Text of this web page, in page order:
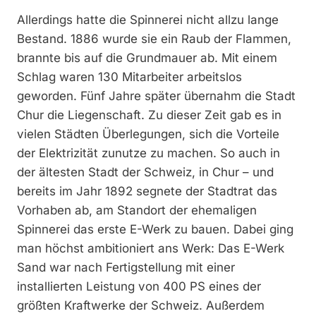
Allerdings hatte die Spinnerei nicht allzu lange
Bestand. 1886 wurde sie ein Raub der Flammen,
brannte bis auf die Grundmauer ab. Mit einem
Schlag waren 130 Mitarbeiter arbeitslos
geworden. Fünf Jahre später übernahm die Stadt
Chur die Liegenschaft. Zu dieser Zeit gab es in
vielen Städten Überlegungen, sich die Vorteile
der Elektrizität zunutze zu machen. So auch in
der ältesten Stadt der Schweiz, in Chur – und
bereits im Jahr 1892 segnete der Stadtrat das
Vorhaben ab, am Standort der ehemaligen
Spinnerei das erste E-Werk zu bauen. Dabei ging
man höchst ambitioniert ans Werk: Das E-Werk
Sand war nach Fertigstellung mit einer
installierten Leistung von 400 PS eines der
größten Kraftwerke der Schweiz. Außerdem